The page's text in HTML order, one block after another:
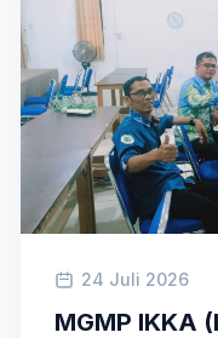
24 Juli 2026
MGMP IKKA